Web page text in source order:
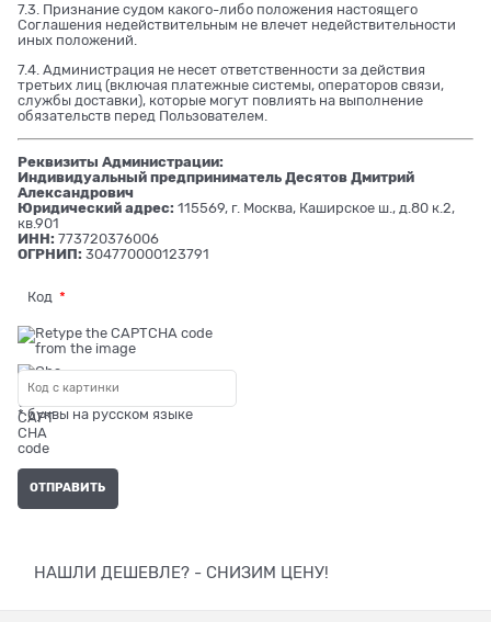
7.3. Признание судом какого-либо положения настоящего
Соглашения недействительным не влечет недействительности
иных положений.
7.4. Администрация не несет ответственности за действия
третьих лиц (включая платежные системы, операторов связи,
службы доставки), которые могут повлиять на выполнение
обязательств перед Пользователем.
Реквизиты Администрации:
Индивидуальный предприниматель Десятов Дмитрий
Александрович
Юридический адрес: 115569, г. Москва, Каширское ш., д.80 к.2,
кв.901
ИНН: 773720376006
ОГРНИП: 304770000123791
Код
* буквы на русском языке
НАШЛИ ДЕШЕВЛЕ? - СНИЗИМ ЦЕНУ!